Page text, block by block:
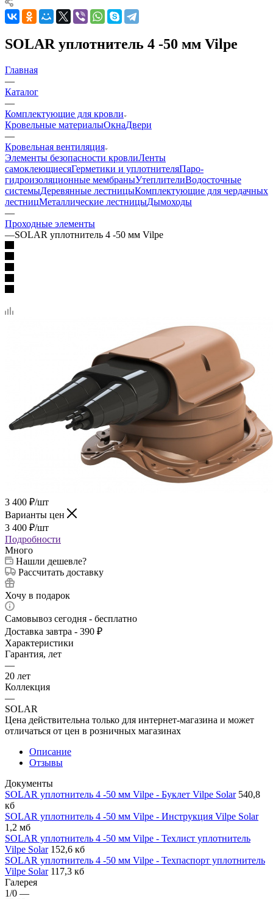
SOLAR уплотнитель 4 -50 мм Vilpe
Главная
—
Каталог
—
Комплектующие для кровли
Кровельные материалыОкнаДвери
—
Кровельная вентиляция
Элементы безопасности кровлиЛенты
самоклеющиесяГерметики и уплотнителяПаро-
гидроизоляционные мембраныУтеплителиВодосточные
системыДеревянные лестницыКомплектующие для чердачных
лестницМеталлические лестницыДымоходы
—
Проходные элементы
—SOLAR уплотнитель 4 -50 мм Vilpe
3 400 ₽/шт
Варианты цен
3 400 ₽/шт
Подробности
Много
Нашли дешевле?
Рассчитать доставку
Хочу в подарок
Самовывоз сегодня - бесплатно
Доставка завтра - 390 ₽
Характеристики
Гарантия, лет
—
20 лет
Коллекция
—
SOLAR
Цена действительна только для интернет-магазина и может
отличаться от цен в розничных магазинах
Описание
Отзывы
Документы
SOLAR уплотнитель 4 -50 мм Vilpe - Буклет Vilpe Solar 540,8
кб
SOLAR уплотнитель 4 -50 мм Vilpe - Инструкция Vilpe Solar
1,2 мб
SOLAR уплотнитель 4 -50 мм Vilpe - Техлист уплотнитель
Vilpe Solar 152,6 кб
SOLAR уплотнитель 4 -50 мм Vilpe - Техпаспорт уплотнитель
Vilpe Solar 117,3 кб
Галерея
1/0 —